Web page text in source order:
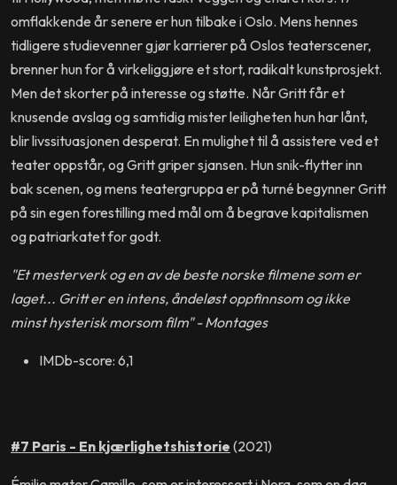
omflakkende år senere er hun tilbake i Oslo. Mens hennes
tidligere studievenner gjør karrierer på Oslos teaterscener,
brenner hun for å virkeliggjøre et stort, radikalt kunstprosjekt.
Men det skorter på interesse og støtte. Når Gritt får et
knusende avslag og samtidig mister leiligheten hun har lånt,
blir livssituasjonen desperat. En mulighet til å assistere ved et
teater oppstår, og Gritt griper sjansen. Hun snik-flytter inn
bak scenen, og mens teatergruppa er på turné begynner Gritt
på sin egen forestilling med mål om å begrave kapitalismen
og patriarkatet for godt.
"Et mesterverk og en av de beste norske filmene som er
laget... Gritt er en intens, åndeløst oppfinnsom og ikke
minst hysterisk morsom film" - Montages
IMDb-score: 6,1
#7 Paris - En kjærlighetshistorie (2021)